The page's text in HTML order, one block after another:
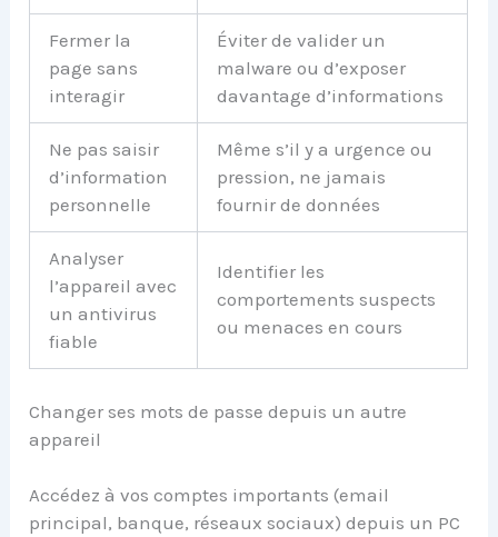
Fermer la
page sans
interagir
Éviter de valider un
malware ou d’exposer
davantage d’informations
Ne pas saisir
d’information
personnelle
Même s’il y a urgence ou
pression, ne jamais
fournir de données
Analyser
l’appareil avec
un antivirus
fiable
Identifier les
comportements suspects
ou menaces en cours
Changer ses mots de passe depuis un autre
appareil
Accédez à vos comptes importants (email
principal, banque, réseaux sociaux) depuis un PC